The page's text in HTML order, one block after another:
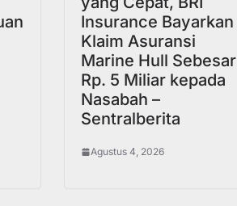
Insurance Bayarkan
Klaim Asuransi
Marine Hull Sebesar
Rp. 5 Miliar kepada
Nasabah –
Sentralberita
Agustus 4, 2026